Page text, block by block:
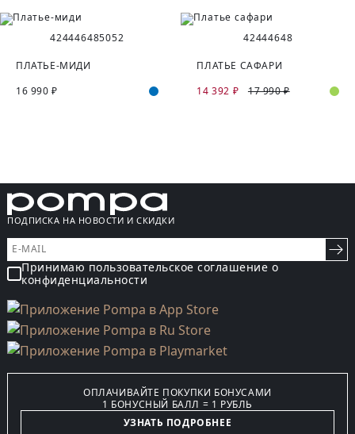
424446485052
ПЛАТЬЕ-МИДИ
16 990 ₽
42444648
ПЛАТЬЕ САФАРИ
14 392 ₽
17 990 ₽
ПОДПИСКА НА НОВОСТИ И СКИДКИ
Принимаю пользовательское соглашение о
конфиденциальности
ОПЛАЧИВАЙТЕ ПОКУПКИ БОНУСАМИ
1 БОНУСНЫЙ БАЛЛ = 1 РУБЛЬ
УЗНАТЬ ПОДРОБНЕЕ